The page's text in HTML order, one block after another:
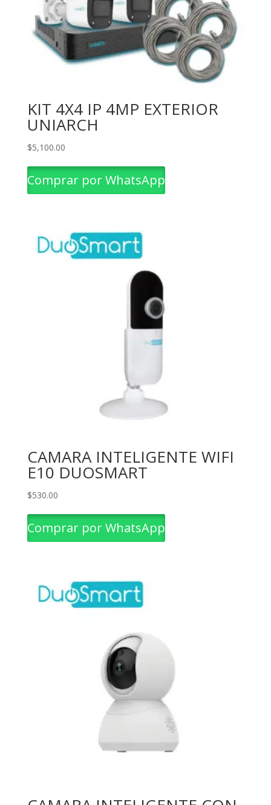
KIT 4X4 IP 4MP EXTERIOR
UNIARCH
$5,100.00
Comprar por WhatsApp
CAMARA INTELIGENTE WIFI
E10 DUOSMART
$530.00
Comprar por WhatsApp